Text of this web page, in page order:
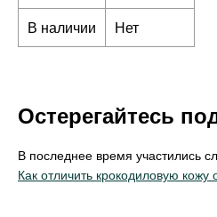
В наличии
Нет
Остерегайтесь
В последнее время участились
Как отличить крокодиловую кожу